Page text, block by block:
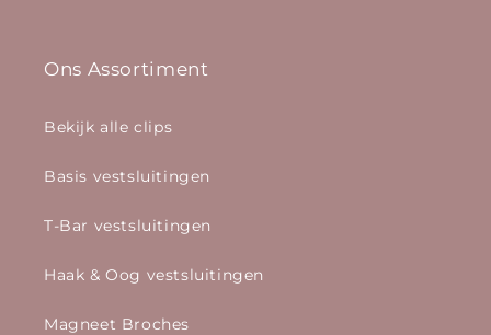
Ons Assortiment
Bekijk alle clips
Basis vestsluitingen
T-Bar vestsluitingen
Haak & Oog vestsluitingen
Magneet Broches